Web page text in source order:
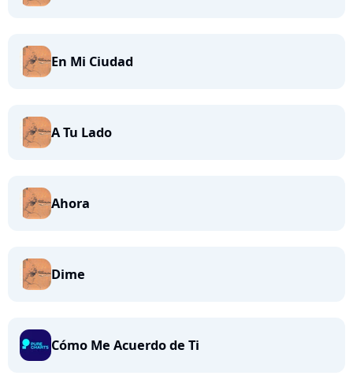
En Mi Ciudad
A Tu Lado
Ahora
Dime
Cómo Me Acuerdo de Ti